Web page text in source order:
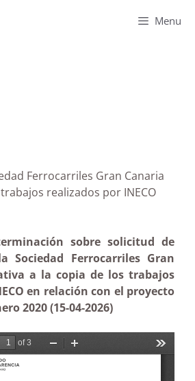
Menu
Ferrocarriles Gran Canaria
realizados por INECO
sobre solicitud de
Sociedad Ferrocarriles Gran
a la copia de los trabajos
en relación con el proyecto
2020 (15-04-2026)